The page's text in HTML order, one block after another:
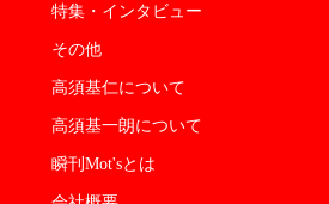
特集・インタビュー
その他
高須基仁について
高須基一朗について
瞬刊Mot'sとは